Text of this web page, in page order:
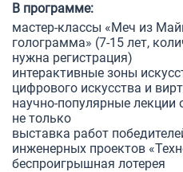
В программе:
мастер-классы «Меч из
голограмма» (7-15 лет,
нужна регистрация)
интерактивные зоны
цифрового искусства и
научно-популярные лекции
не только
выставка работ
инженерных проектов
беспроигрышная лотерея